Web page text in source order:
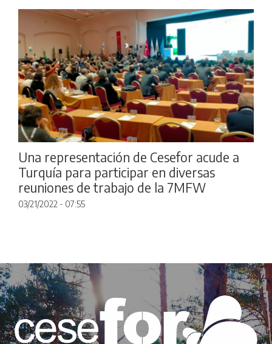
Una representación de Cesefor acude a
Turquía para participar en diversas
reuniones de trabajo de la 7MFW
03/21/2022 - 07:55